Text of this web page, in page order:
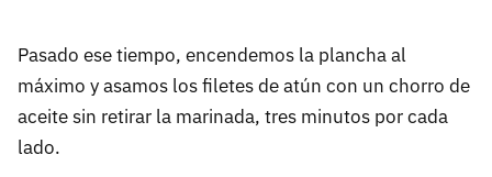
Pasado ese tiempo, encendemos la plancha al
máximo y asamos los filetes de atún con un chorro de
aceite sin retirar la marinada, tres minutos por cada
lado.